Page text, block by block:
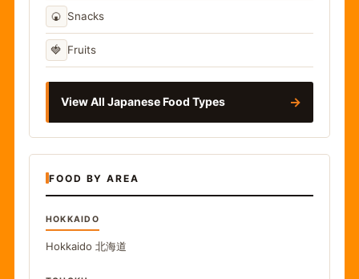
🍘 Snacks
🍓 Fruits
View All Japanese Food Types →
FOOD BY AREA
HOKKAIDO
Hokkaido 北海道